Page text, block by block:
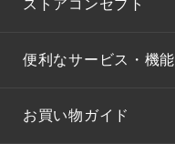
ストアコンセプト
便利なサービス・機能
お買い物ガイド